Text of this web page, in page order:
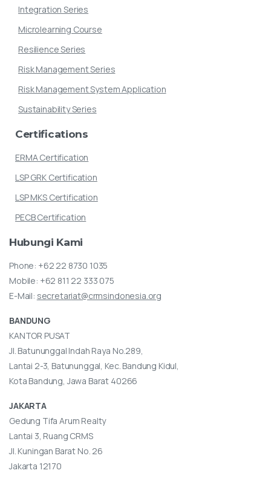
Integration Series
Microlearning Course
Resilience Series
Risk Management Series
Risk Management System Application
Sustainability Series
Certifications
ERMA Certification
LSP GRK Certification
LSP MKS Certification
PECB Certification
Hubungi Kami
Phone: +62 22 8730 1035
Mobile: +62 811 22 333 075
E-Mail: secretariat@crmsindonesia.org
BANDUNG
KANTOR PUSAT
Jl. Batununggal Indah Raya No.289,
Lantai 2-3, Batununggal, Kec. Bandung Kidul,
Kota Bandung, Jawa Barat 40266
JAKARTA
Gedung Tifa Arum Realty
Lantai 3, Ruang CRMS
Jl. Kuningan Barat No. 26
Jakarta 12170